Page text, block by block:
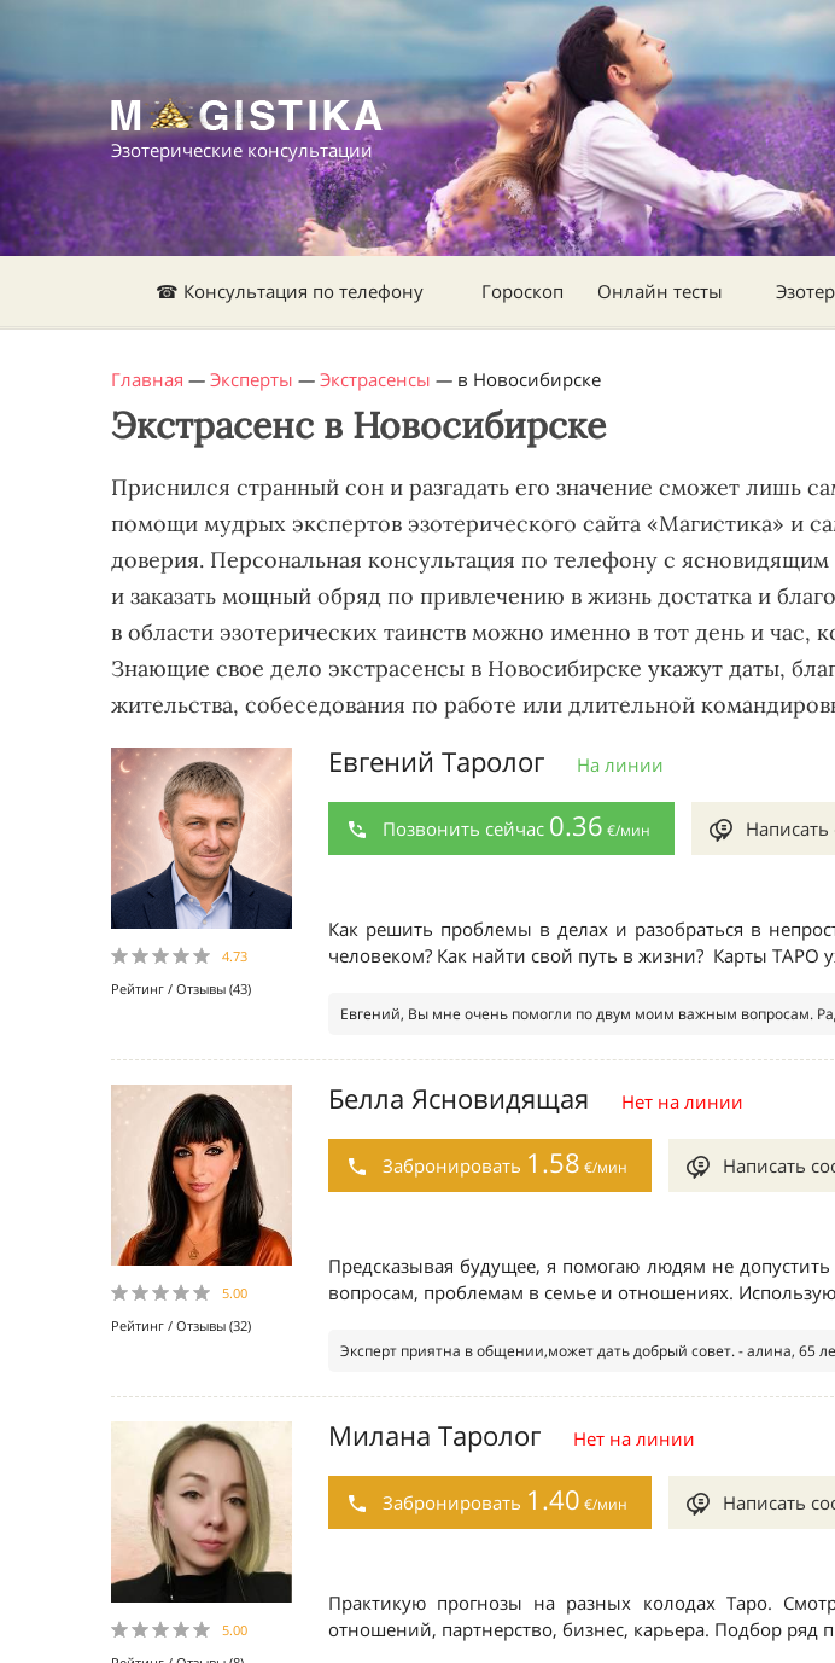
Эзотерические консультации
☎ Консультация по телефону Гороскоп Онлайн тесты
Главная — Эксперты — Экстрасенсы — в Новосибирске
Экстрасенс в Новосибирске
Приснился странный сон и разгадать его значение сможет лишь
помощи мудрых экспертов эзотерического сайта «Магистика» и
доверия. Персональная консультация по телефону с
и заказать мощный обряд по привлечению в жизнь достатка и
в области эзотерических таинств можно именно в тот день и
Знающие свое дело экстрасенсы в Новосибирске укажут даты,
жительства, собеседования по работе или длительной